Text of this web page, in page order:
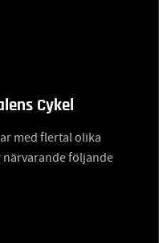
Cykel
med flertal olika
följande